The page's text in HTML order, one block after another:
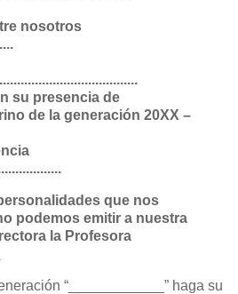
nosotros
su presencia de
de la generación 20XX –
que nos
podemos emitir a nuestra
la Profesora
“____________” haga su